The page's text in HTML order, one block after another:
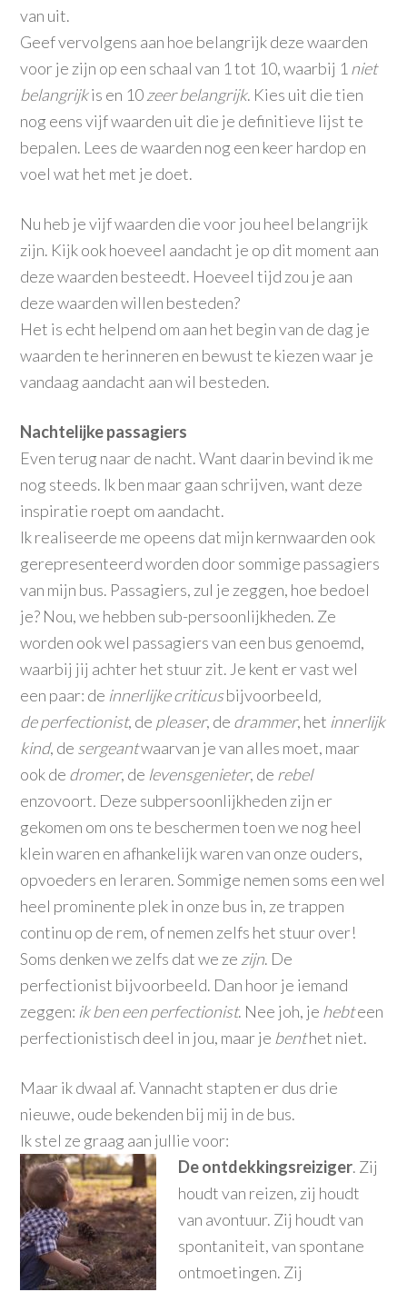
van uit.
Geef vervolgens aan hoe belangrijk deze waarden
voor je zijn op een schaal van 1 tot 10, waarbij 1 niet
belangrijkis en 10zeer belangrijk. Kies uit die tien
nog eens vijf waarden uit die je definitieve lijst te
bepalen. Lees de waarden nog een keer hardop en
voel wat het met je doet.
Nu heb je vijf waarden die voor jou heel belangrijk
zijn. Kijk ook hoeveel aandacht je op dit moment aan
deze waarden besteedt. Hoeveel tijd zou je aan
deze waarden willen besteden?
Het is echt helpend om aan het begin van de dag je
waarden te herinneren en bewust te kiezen waar je
vandaag aandacht aan wil besteden.
Nachtelijkepassagiers
Even terug naar de nacht. Want daarin bevind ik me
nog steeds. Ik ben maar gaan schrijven, want deze
inspiratie roept om aandacht.
Ik realiseerde me opeens dat mijn kernwaarden ook
gerepresenteerd worden door sommige passagiers
van mijn bus. Passagiers, zul je zeggen, hoe bedoel
je? Nou, we hebben sub-persoonlijkheden. Ze
worden ook wel passagiers van een bus genoemd,
waarbij jij achter het stuur zit. Je kent er vast wel
een paar: de innerlijke criticusbijvoorbeeld,
deperfectionist, de pleaser, de drammer, het innerlijk
kind, de sergeantwaarvan je van alles moet, maar
ook de dromer, de levensgenieter, de rebel
enzovoort. Deze subpersoonlijkheden zijn er
gekomen om ons te beschermen toen we nog heel
klein waren en afhankelijk waren van onze ouders,
opvoeders en leraren. Sommige nemen soms een wel
heel prominente plek in onze bus in, ze trappen
continu op de rem, of nemen zelfs het stuur over!
Soms denken we zelfs dat we ze zijn. De
perfectionist bijvoorbeeld. Dan hoor je iemand
zeggen: ik ben een perfectionist. Nee joh, je hebteen
perfectionistisch deel in jou, maar je benthet niet.
Maar ik dwaal af. Vannacht stapten er dus drie
nieuwe, oude bekenden bij mij in de bus.
Ik stel ze graag aan jullie voor:
De ontdekkingsreiziger. Zij
houdt van reizen, zij houdt
van avontuur. Zij houdt van
spontaniteit, van spontane
ontmoetingen. Zij